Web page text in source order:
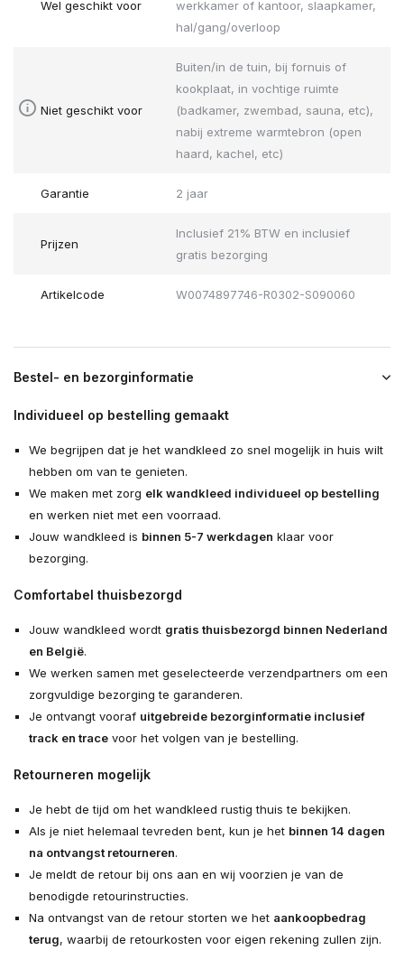
Wel geschikt voor
werkkamer of kantoor, slaapkamer,
hal/gang/overloop
Niet geschikt voor
Buiten/in de tuin, bij fornuis of
kookplaat, in vochtige ruimte
(badkamer, zwembad, sauna, etc),
nabij extreme warmtebron (open
haard, kachel, etc)
Garantie 2 jaar
Prijzen
Inclusief 21% BTW en inclusief
gratis bezorging
Artikelcode W0074897746-R0302-S090060
Bestel- en bezorginformatie
Individueel op bestelling gemaakt
We begrijpen dat je het wandkleed zo snel mogelijk in huis wilt
hebben om van te genieten.
We maken met zorg elk wandkleed individueel op bestelling
en werken niet met een voorraad.
Jouw wandkleed is binnen 5-7 werkdagen klaar voor
bezorging.
Comfortabel thuisbezorgd
Jouw wandkleed wordt gratis thuisbezorgd binnen Nederland
en België.
We werken samen met geselecteerde verzendpartners om een
zorgvuldige bezorging te garanderen.
Je ontvangt vooraf uitgebreide bezorginformatie inclusief
track en tracevoor het volgen van je bestelling.
Retourneren mogelijk
Je hebt de tijd om het wandkleed rustig thuis te bekijken.
Als je niet helemaal tevreden bent, kun je het binnen 14 dagen
na ontvangst retourneren.
Je meldt de retour bij ons aan en wij voorzien je van de
benodigde retourinstructies.
Na ontvangst van de retour storten we het aankoopbedrag
terug, waarbij de retourkosten voor eigen rekening zullen zijn.